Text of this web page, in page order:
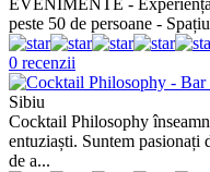
EVENIMENTE -
peste 50 de persoane -
0 recenzii
Sibiu
Cocktail Philosophy
entuziaști. Suntem pasionați
de a...